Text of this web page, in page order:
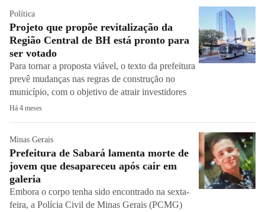
Política
Projeto que propõe revitalização da
Região Central de BH está pronto para
ser votado
Para tornar a proposta viável, o texto da prefeitura
prevê mudanças nas regras de construção no
município, com o objetivo de atrair investidores
Há 4 meses
Minas Gerais
Prefeitura de Sabará lamenta morte de
jovem que desapareceu após cair em
galeria
Embora o corpo tenha sido encontrado na sexta-
feira, a Polícia Civil de Minas Gerais (PCMG)